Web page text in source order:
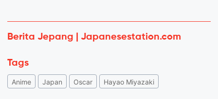
Berita Jepang | Japanesestation.com
Tags
Anime Japan Oscar Hayao Miyazaki